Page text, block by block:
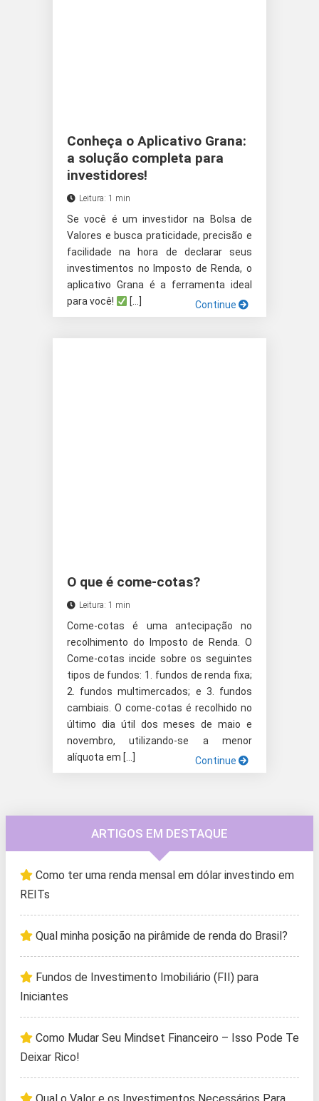
Conheça o Aplicativo Grana:
a solução completa para
investidores!
Leitura: 1 min
Se você é um investidor na Bolsa de
Valores e busca praticidade, precisão e
facilidade na hora de declarar seus
investimentos no Imposto de Renda, o
aplicativo Grana é a ferramenta ideal
para você!
[…] Continue
O que é come-cotas?
Leitura: 1 min
Come-cotas é uma antecipação no
recolhimento do Imposto de Renda. O
Come-cotas incide sobre os seguintes
tipos de fundos: 1. fundos de renda fixa;
2. fundos multimercados; e 3. fundos
cambiais. O come-cotas é recolhido no
último dia útil dos meses de maio e
novembro, utilizando-se a menor
alíquota em […]
Continue
ARTIGOS EM DESTAQUE
Como ter uma renda mensal em dólar investindo em
REITs
Qual minha posição na pirâmide de renda do Brasil?
Fundos de Investimento Imobiliário (FII) para
Iniciantes
Como Mudar Seu Mindset Financeiro – Isso Pode Te
Deixar Rico!